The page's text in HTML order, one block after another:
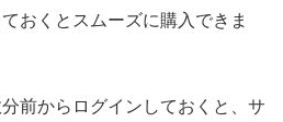
おくとスムーズに購入できま
前からログインしておくと、サ